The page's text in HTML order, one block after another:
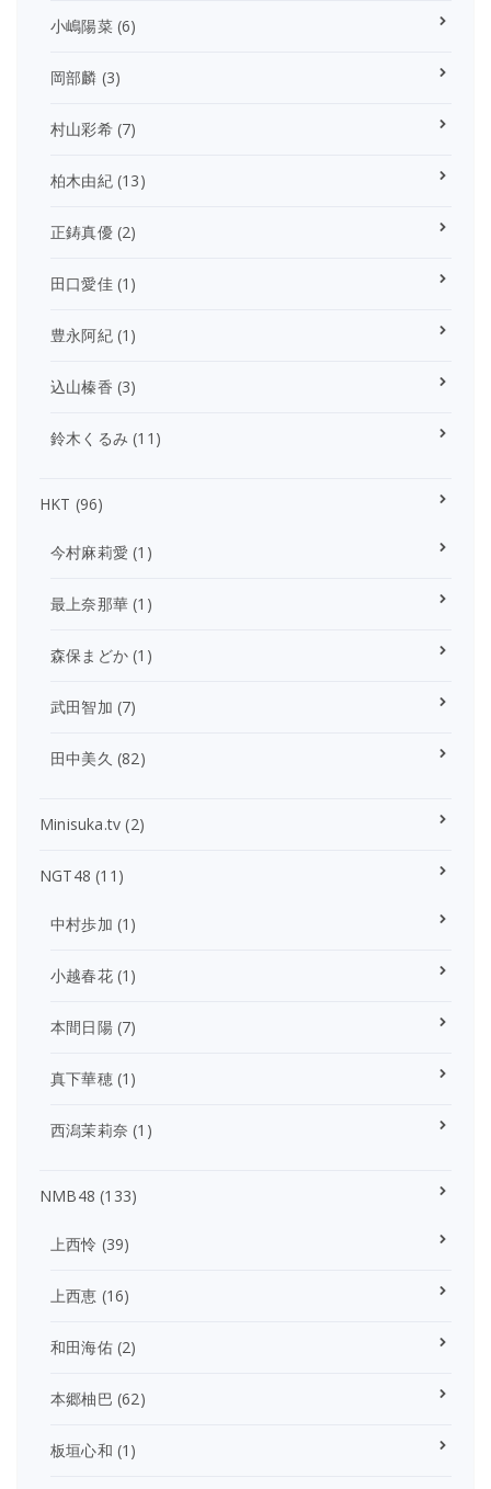
小嶋陽菜(6)
岡部麟 (3)
村山彩希(7)
柏木由紀(13)
正鋳真優(2)
田口愛佳(1)
豊永阿紀(1)
込山榛香 (3)
鈴木くるみ (11)
HKT (96)
今村麻莉愛 (1)
最上奈那華 (1)
森保まどか (1)
武田智加 (7)
田中美久 (82)
Minisuka.tv (2)
NGT48 (11)
中村歩加 (1)
小越春花(1)
本間日陽(7)
真下華穂(1)
西潟茉莉奈 (1)
NMB48 (133)
上西怜 (39)
上西恵 (16)
和田海佑(2)
本郷柚巴 (62)
板垣心和 (1)